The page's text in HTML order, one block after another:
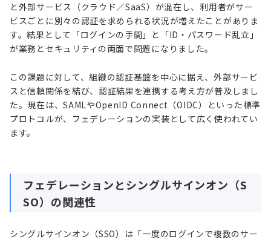
と外部サービス（クラウド／SaaS）が混在し、利用者がサー
ビスごとに別々の認証を求められる状況が増えたことがありま
す。結果として「ログインの手間」と「ID・パスワード乱立」
が業務とセキュリティの両面で問題になりました。
この課題に対して、組織の認証基盤を中心に据え、外部サービ
スと信頼関係を結び、認証結果を連携する考え方が普及しまし
た。現在は、SAMLやOpenID Connect（OIDC）といった標準
プロトコルが、フェデレーションの実装として広く使われてい
ます。
フェデレーションとシングルサインオン（S
SO）の関連性
シングルサインオン（SSO）は「一度のログインで複数のサー